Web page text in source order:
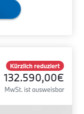
Kürzlich reduziert
132.590,00€
MwSt. ist ausweisbar